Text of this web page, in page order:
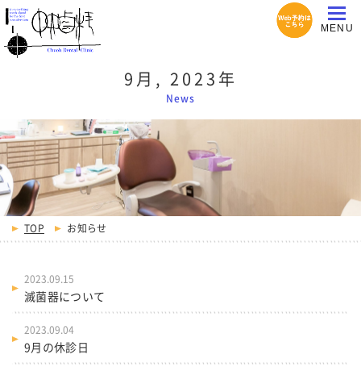
9月, 2023年
News
TOP お知らせ
2023.09.15
滅菌器について
2023.09.04
9月の休診日